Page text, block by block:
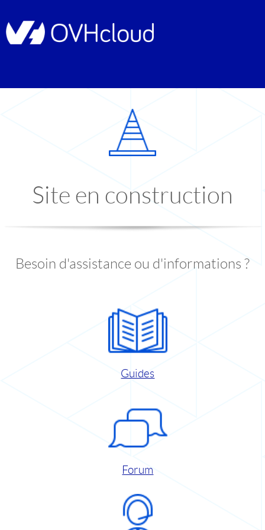
Site en construction
Besoin d'assistance ou d'informations ?
Guides
Forum